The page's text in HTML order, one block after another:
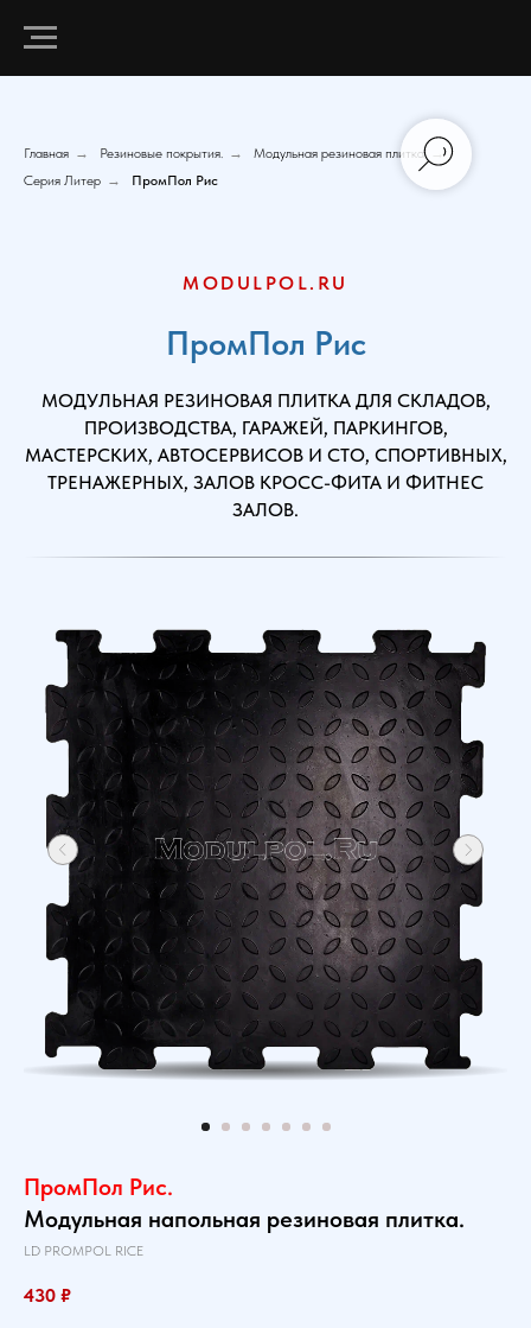
Главная → Резиновые покрытия. → Модульная резиновая плитка →
Серия Литер → ПромПол Рис
MODULPOL.RU
ПромПол Рис
МОДУЛЬНАЯ РЕЗИНОВАЯ ПЛИТКА ДЛЯ СКЛАДОВ,
ПРОИЗВОДСТВА, ГАРАЖЕЙ, ПАРКИНГОВ,
МАСТЕРСКИХ, АВТОСЕРВИСОВ И СТО, СПОРТИВНЫХ,
ТРЕНАЖЕРНЫХ, ЗАЛОВ КРОСС-ФИТА И ФИТНЕС
ЗАЛОВ.
ПромПол Рис.
Модульная напольная резиновая плитка.
LD PROMPOL RICE
430 ₽